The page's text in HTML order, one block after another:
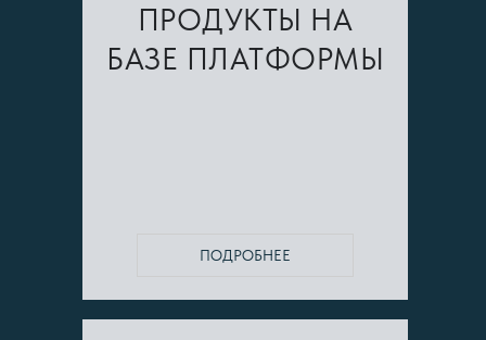
ПРОДУКТЫ НА
БАЗЕ ПЛАТФОРМЫ
ПОДРОБНЕЕ